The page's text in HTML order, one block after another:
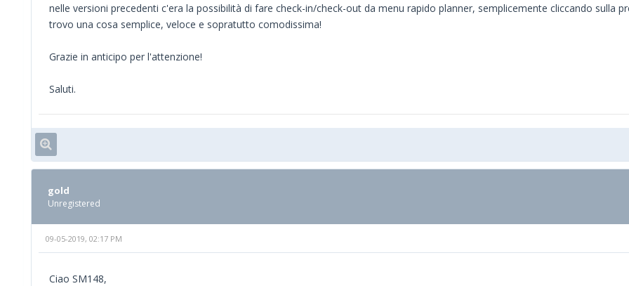
nelle versioni precedenti c'era la possibilità di fare check-in/check-out da menu rapido planner, semplicemente cliccando sulla
trovo una cosa semplice, veloce e sopratutto comodissima!
Grazie in anticipo per l'attenzione!
Saluti.
gold
Unregistered
09-05-2019, 02:17 PM
Ciao SM148,